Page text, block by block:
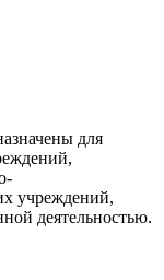
для
учреждений,
деятельностью.